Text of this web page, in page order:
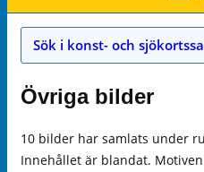
Sök i konst- och
Övriga bilder
10 bilder har samlats under
Innehållet är blandat.